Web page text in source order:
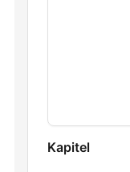
Kapitel